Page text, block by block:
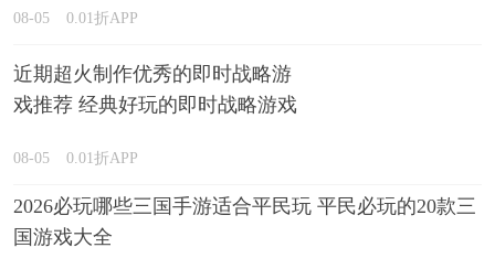
08-05 0.01折APP
近期超火制作优秀的即时战略游
戏推荐 经典好玩的即时战略游戏
08-05 0.01折APP
2026必玩哪些三国手游适合平民玩 平民必玩的20款三
国游戏大全